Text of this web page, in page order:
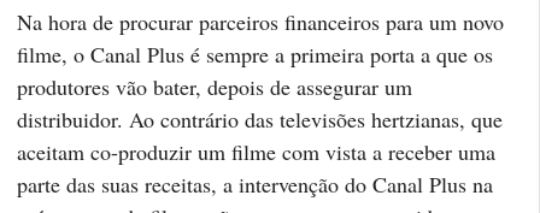
Na hora de procurar parceiros financeiros para um novo
filme, o Canal Plus é sempre a primeira porta a que os
produtores vão bater, depois de assegurar um
distribuidor. Ao contrário das televisões hertzianas, que
aceitam co-produzir um filme com vista a receber uma
parte das suas receitas, a intervenção do Canal Plus na